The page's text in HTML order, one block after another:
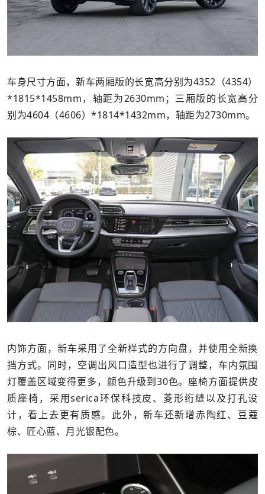
车身尺寸方面，新车两厢版的长宽高分别为4352（4354）
*1815*1458mm，轴距为2630mm；三厢版的长宽高分
别为4604（4606）*1814*1432mm，轴距为2730mm。
内饰方面，新车采用了全新样式的方向盘，并使用全新换
挡方式。同时，空调出风口造型也进行了调整，车内氛围
灯覆盖区域变得更多，颜色升级到30色。座椅方面提供皮
质座椅，采用serica环保科技皮、菱形绗缝以及打孔设
计，看上去更有质感。此外，新车还新增赤陶红、豆蔻
棕、匠心蓝、月光银配色。